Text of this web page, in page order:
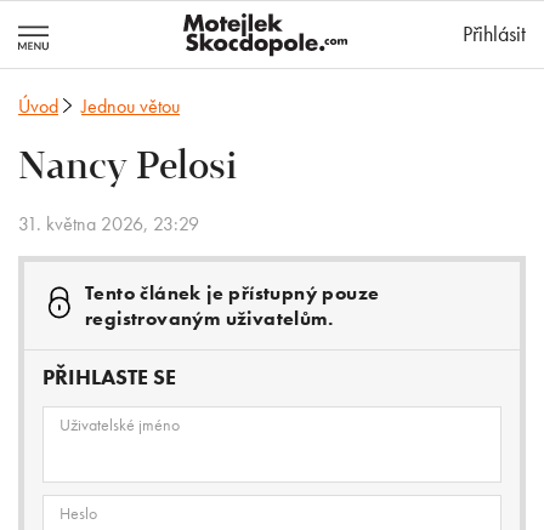
Přihlásit
Úvod Jednou větou
Nancy Pelosi
31. května 2026, 23:29
Tento článek je přístupný pouze
registrovaným uživatelům.
PŘIHLASTE SE
Uživatelské jméno
Heslo